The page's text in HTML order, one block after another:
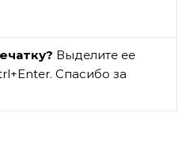
Выделите ее
Спасибо за